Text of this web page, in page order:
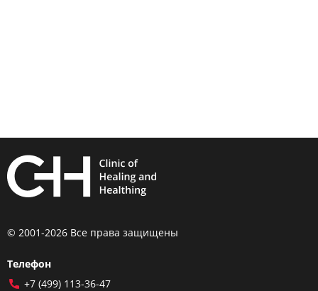
© 2001-2026 Все права защищены
Телефон
+7 (499) 113-36-47